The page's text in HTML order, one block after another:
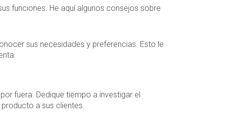
funciones. He aquí algunos consejos sobre
sus necesidades y preferencias. Esto le
fuera. Dedique tiempo a investigar el
a sus clientes.